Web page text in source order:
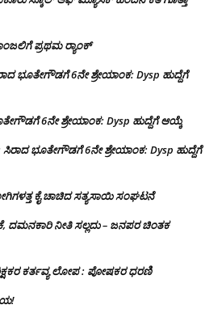
ಪ್ರಥಮ ರ‌್ಯಾಂಕ್
ಭೂತೇಗೌಡಗೆ 6ನೇ ಶ್ರೇಯಾಂಕ: Dysp ಹುದ್ದೆಗೆ
6ನೇ ಶ್ರೇಯಾಂಕ: Dysp ಹುದ್ದೆಗೆ ಆಯ್ಕೆ
ಸಿರಾದ ಭೂತೇಗೌಡಗೆ 6ನೇ ಶ್ರೇಯಾಂಕ: Dysp ಹುದ್ದೆಗೆ
ಕೈ ಚಾಚಿದ ಸತ್ಯಸಾಯಿ ಸಂಘಟನೆ
ದಮನಕಾರಿ ನೀತಿ ಸಲ್ಲದು – ಜನಪರ ಚಿಂತಕ
ಕರ್ತವ್ಯ ಲೋಪ : ಪೋಷಕರ ಧರಣಿ